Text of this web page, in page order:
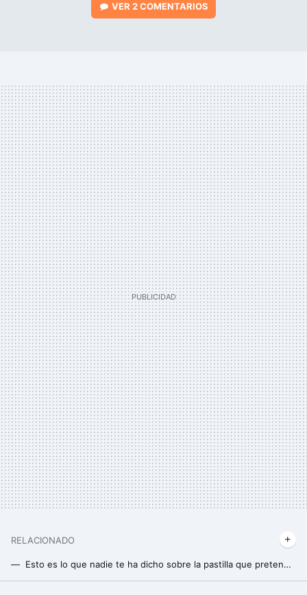
VER2 COMENTARIOS
RELACIONADO
Esto es lo que nadie te ha dicho sobre la pastilla que pretende reemplazar al ejercicio